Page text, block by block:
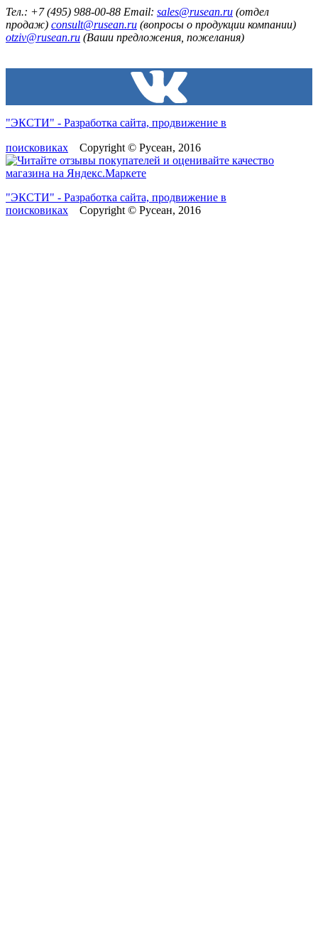
Тел.: +7 (495) 988-00-88 Email: sales@rusean.ru (отдел
продаж) consult@rusean.ru (вопросы о продукции компании)
otziv@rusean.ru (Ваши предложения, пожелания)
"ЭКСТИ" - Разработка сайта, продвижение в
поисковиках Copyright © Русеан, 2016
"ЭКСТИ" - Разработка сайта, продвижение в
поисковиках Copyright © Русеан, 2016